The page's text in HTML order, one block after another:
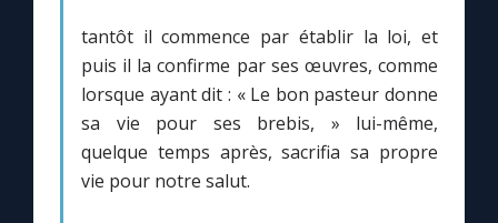
L'Évangile chaque jour
Les premiers samedis du mois
tantôt il commence par établir la loi, et
puis il la confirme par ses œuvres, comme
lorsque ayant dit : « Le bon pasteur donne
sa vie pour ses brebis, » lui-même,
quelque temps après, sacrifia sa propre
vie pour notre salut.